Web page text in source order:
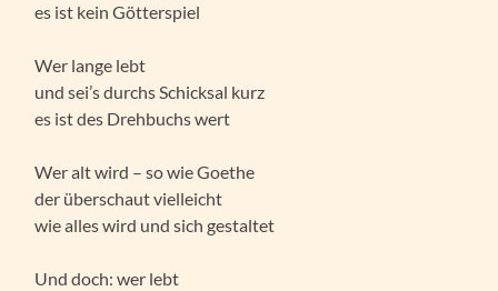
es ist kein Götterspiel
Wer lange lebt
und sei’s durchs Schicksal kurz
es ist des Drehbuchs wert
Wer alt wird – so wie Goethe
der überschaut vielleicht
wie alles wird und sich gestaltet
Und doch: wer lebt